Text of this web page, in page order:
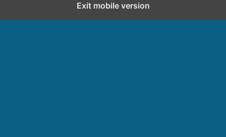
Exit mobile version